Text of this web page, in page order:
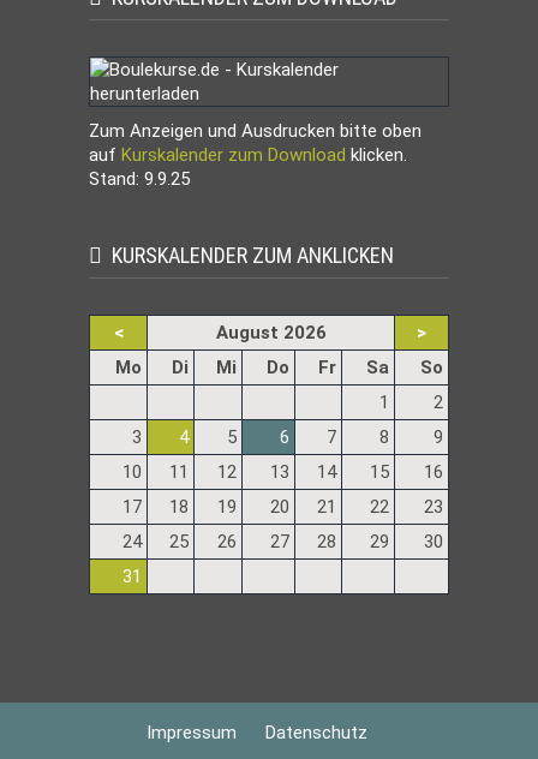
Zum Anzeigen und Ausdrucken bitte oben
auf Kurskalender zum Download klicken.
Stand: 9.9.25
KURSKALENDER ZUM ANKLICKEN
< August 2026
>
Mo ntagDi enstag
Mi ttwoch
Do nnerstag
FreitagSa mstag
So
1
2
3
4 5 6 7 8
9
10
11 12 13 14 15
16
17
18 19 20 21 22
23
24
25 26 27 28 29
30
31
Impressum
Datenschutz